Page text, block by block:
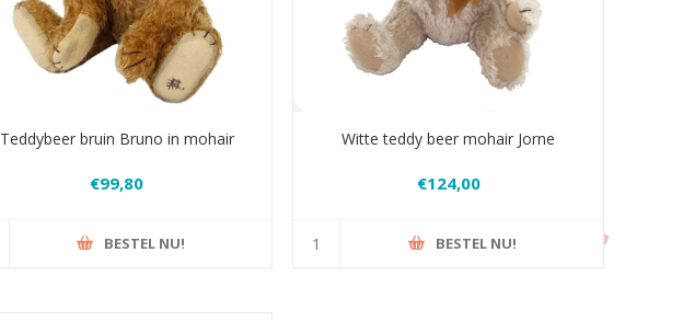
Teddybeer bruin Bruno in mohair
€99,80
BESTEL NU!
Witte teddy beer mohair Jorne
€124,00
BESTEL NU!